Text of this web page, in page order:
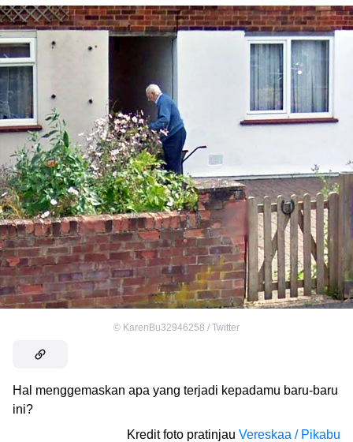
© KarenBu32946258 / Twitter
Hal menggemaskan apa yang terjadi kepadamu baru-baru
ini?
Kredit foto pratinjau Vereskaa / Pikabu